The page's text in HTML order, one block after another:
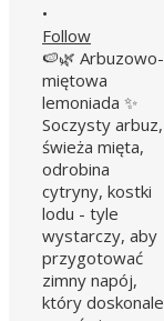
•
Follow
🍉🌿 Arbuzowo-
miętowa
lemoniada ✨
Soczysty arbuz,
świeża mięta,
odrobina
cytryny, kostki
lodu - tyle
wystarczy, aby
przygotować
zimny napój,
który doskonale